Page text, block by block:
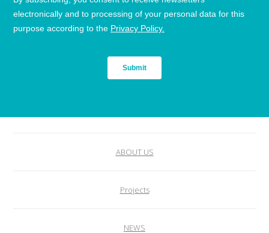
ABOUT US
Projects
NEWS